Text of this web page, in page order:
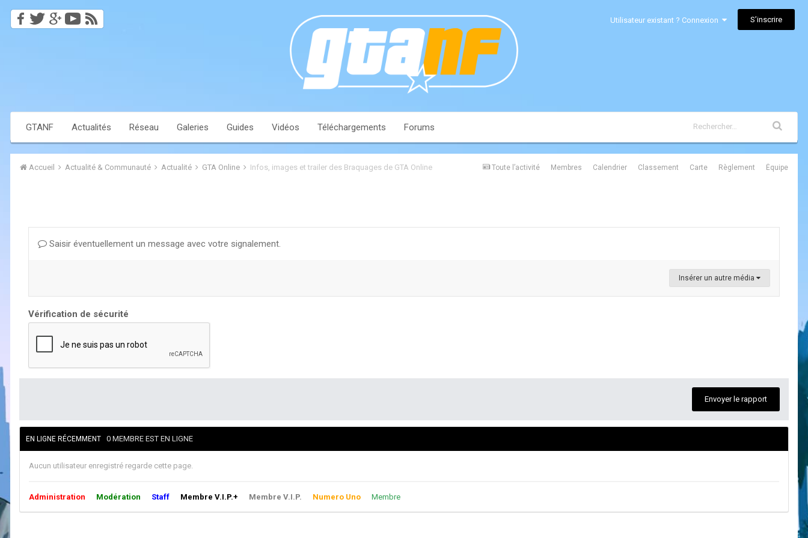
Utilisateur existant ? Connexion S’inscrire
GTANF Actualités Réseau Galeries Guides Vidéos Téléchargements Forums
Toute l’activité Membres Calendrier Classement Carte Règlement Équipe
Accueil Actualité & Communauté Actualité GTA Online Infos, images et trailer des Braquages de GTA Online
Saisir éventuellement un message avec votre signalement.
Insérer un autre média
Vérification de sécurité
Envoyer le rapport
EN LIGNE RÉCEMMENT 0 MEMBRE EST EN LIGNE
Aucun utilisateur enregistré regarde cette page.
Administration Modération Staff Membre V.I.P.+ Membre V.I.P. Numero Uno Membre